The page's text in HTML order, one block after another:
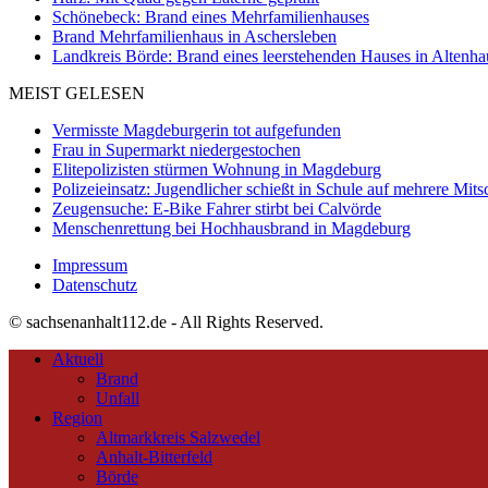
Schönebeck: Brand eines Mehrfamilienhauses
Brand Mehrfamilienhaus in Aschersleben
Landkreis Börde: Brand eines leerstehenden Hauses in
MEIST GELESEN
Vermisste Magdeburgerin tot aufgefunden
Frau in Supermarkt niedergestochen
Elitepolizisten stürmen Wohnung in Magdeburg
Polizeieinsatz: Jugendlicher schießt in Schule auf mehrere
Zeugensuche: E-Bike Fahrer stirbt bei Calvörde
Menschenrettung bei Hochhausbrand in Magdeburg
Impressum
Datenschutz
© sachsenanhalt112.de - All Rights Reserved.
Aktuell
Brand
Unfall
Region
Altmarkkreis Salzwedel
Anhalt-Bitterfeld
Börde